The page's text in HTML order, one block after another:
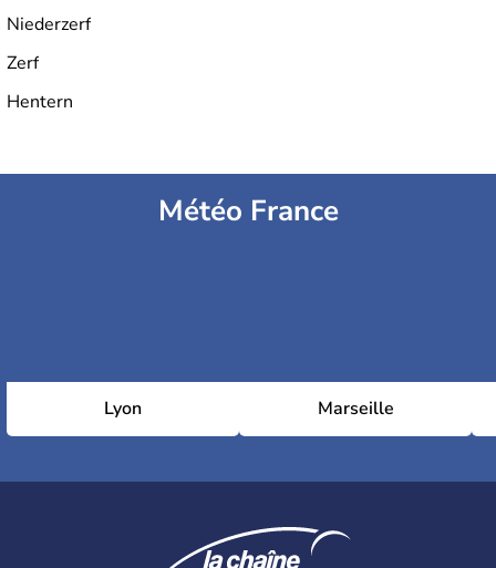
Niederzerf
Zerf
Hentern
Météo France
Lyon Marseille